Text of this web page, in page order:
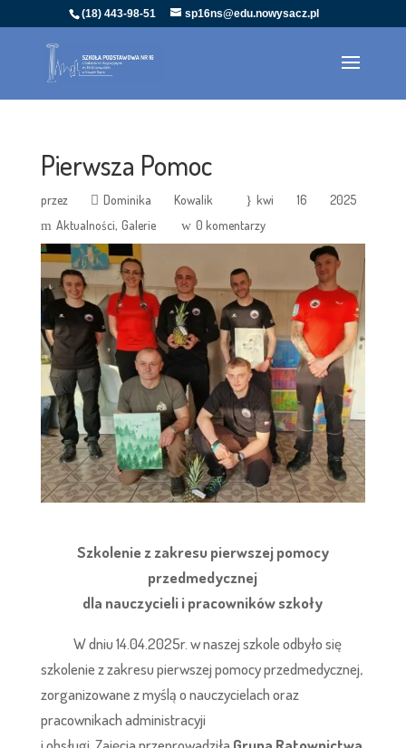
(18) 443-98-51 sp16ns@edu.nowysacz.pl
Pierwsza Pomoc
przez Dominika Kowalik
kwi 16 2025
Aktualności Galerie 0 komentarzy
Szkolenie z zakresu pierwszej pomocy
przedmedycznej
dla nauczycieli i pracowników szkoły
W dniu 14.04.2025r. w naszej szkole odbyło się
szkolenie z zakresu pierwszej pomocy przedmedycznej,
zorganizowane z myślą o nauczycielach oraz
pracownikach administracyji